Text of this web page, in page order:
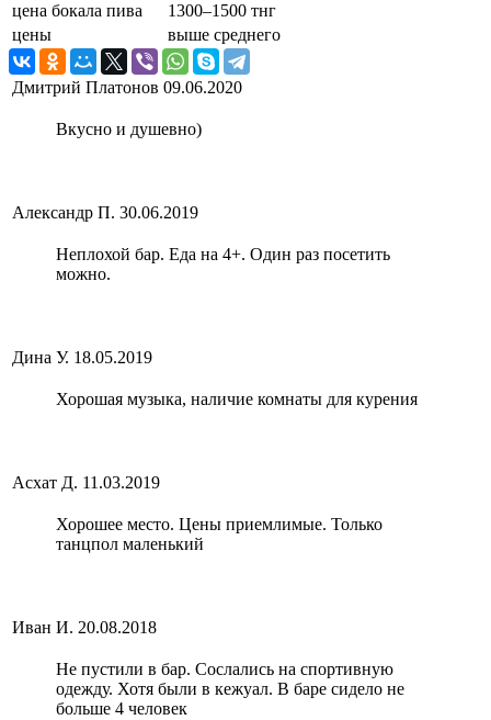
цена бокала пива
1300–1500 тнг
цены
выше среднего
Дмитрий Платонов 09.06.2020
Вкусно и душевно)
Александр П. 30.06.2019
Неплохой бар. Еда на 4+. Один раз посетить
можно.
Дина У. 18.05.2019
Хорошая музыка, наличие комнаты для курения
Асхат Д. 11.03.2019
Хорошее место. Цены приемлимые. Только
танцпол маленький
Иван И. 20.08.2018
Не пустили в бар. Сослались на спортивную
одежду. Хотя были в кежуал. В баре сидело не
больше 4 человек